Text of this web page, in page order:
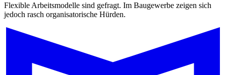
Flexible Arbeitsmodelle sind gefragt. Im Baugewerbe zeigen sich
jedoch rasch organisatorische Hürden.